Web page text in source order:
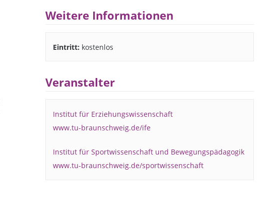
Weitere Informationen
Eintritt: kostenlos
Veranstalter
Institut für Erziehungswissenschaft
www.tu-braunschweig.de/ife
Institut für Sportwissenschaft und Bewegungspädagogik
www.tu-braunschweig.de/sportwissenschaft